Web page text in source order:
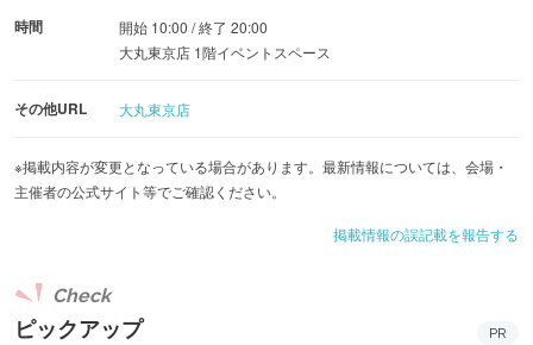
冬の放牧⽜乳をはじめ、北海道産にこだわった上質な原材
料を使⽤したお菓⼦は、5シーズン目でも、11月からスタ
売する商品もあり、各地のPOP UP STOREでも連日完売が
います。今だけの味わいと、ここでしか買えないSNOWS
◆SNOWS 2025バレンタイン新商品
時間
開始 10:00 / 終了 20:00
大丸東京店 1階イベントスペース
その他URL 大丸東京店
※掲載内容が変更となっている場合があります。最新情報については、会場・
主催者の公式サイト等でご確認ください。
掲載情報の誤記載を報告する
ピックアップ
Check
PR